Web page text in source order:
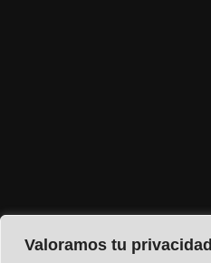
Valoramos tu privacidad